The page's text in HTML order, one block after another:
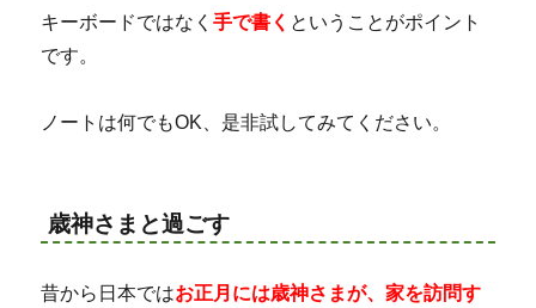
キーボードではなく手で書く ということがポイント
です。
ノートは何でもOK、是非試してみてください。
歳神さまと過ごす
昔から日本ではお正月には歳神さまが、家を訪問す